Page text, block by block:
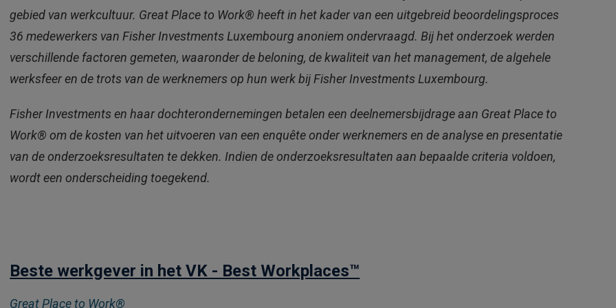
gebied van werkcultuur. Great Place to Work® heeft in het kader van een uitgebreid beoordelingsproces
36 medewerkers van Fisher Investments Luxembourg anoniem ondervraagd. Bij het onderzoek werden
verschillende factoren gemeten, waaronder de beloning, de kwaliteit van het management, de algehele
werksfeer en de trots van de werknemers op hun werk bij Fisher Investments Luxembourg.
Fisher Investments en haar dochterondernemingen betalen een deelnemersbijdrage aan Great Place to
Work® om de kosten van het uitvoeren van een enquête onder werknemers en de analyse en presentatie
van de onderzoeksresultaten te dekken. Indien de onderzoeksresultaten aan bepaalde criteria voldoen,
wordt een onderscheiding toegekend.
Beste werkgever in het VK - Best Workplaces™
Great Place to Work®